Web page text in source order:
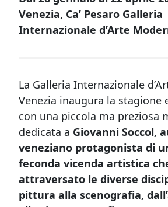
Venezia, Ca’ Pesaro Galleria
Internazionale d’Arte
La Galleria Internazionale
Venezia inaugura la stagione
con una piccola ma preziosa
dedicata a Giovanni Soccol,
veneziano protagonista di
feconda vicenda artistica
attraversato le diverse
pittura alla scenografia,